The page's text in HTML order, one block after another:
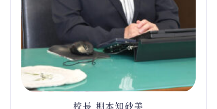
校長 棚本知砂美